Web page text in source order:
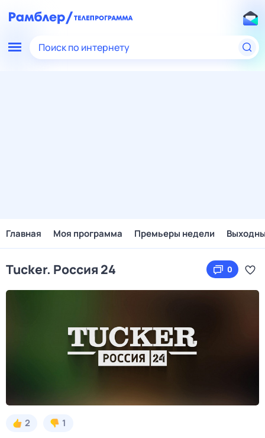
Поиск по интернету
Главная Моя программа Премьеры недели
Tucker. Россия 24 0
2 1